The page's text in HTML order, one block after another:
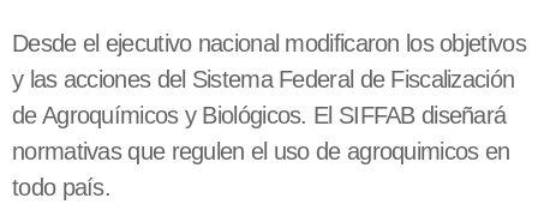
Desde el ejecutivo nacional modificaron los objetivos
y las acciones del Sistema Federal de Fiscalización
de Agroquímicos y Biológicos. El SIFFAB diseñará
normativas que regulen el uso de agroquimicos en
todo país.